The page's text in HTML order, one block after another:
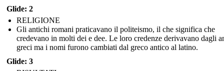
Glide: 2
RELIGIONE
Gli antichi romani praticavano il politeismo, il che significa che
credevano in molti dei e dee. Le loro credenze derivavano dagli
greci ma i nomi furono cambiati dal greco antico al latino.
Glide: 3